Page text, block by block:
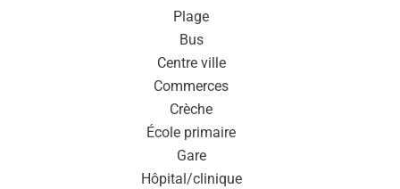
Plage
Bus
Centre ville
Commerces
Crèche
École primaire
Gare
Hôpital/clinique